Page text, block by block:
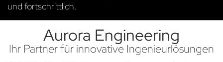
und fortschrittlich.
Aurora Engineering
Ihr Partner für innovative Ingenieurlösungen